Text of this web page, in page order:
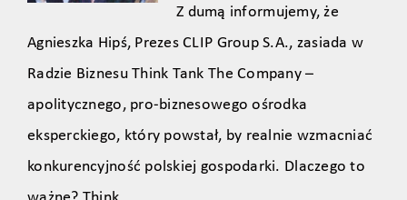
Z dumą informujemy, że
Agnieszka Hipś, Prezes CLIP Group S.A., zasiada w
Radzie Biznesu Think Tank The Company –
apolitycznego, pro‑biznesowego ośrodka
eksperckiego, który powstał, by realnie wzmacniać
konkurencyjność polskiej gospodarki. Dlaczego to